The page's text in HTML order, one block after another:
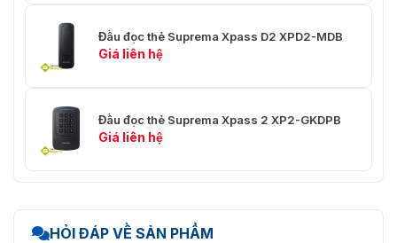
Đầu đọc thẻ Suprema Xpass D2 XPD2-MDB
Giá liên hệ
Đầu đọc thẻ Suprema Xpass 2 XP2-GKDPB
Giá liên hệ
HỎI ĐÁP VỀ SẢN PHẨM